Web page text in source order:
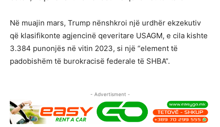
Në muajin mars, Trump nënshkroi një urdhër ekzekutiv
që klasifikonte agjencinë qeveritare USAGM, e cila kishte
3.384 punonjës në vitin 2023, si një “element të
padobishëm të burokracisë federale të SHBA”.
- Advertisment -